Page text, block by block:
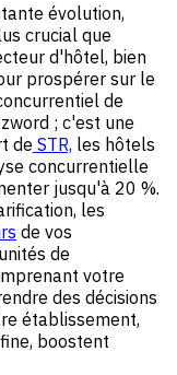
évolution,
crucial que
d'hôtel, bien
prospérer sur le
de
; c'est une
de STR, les hôtels
concurrentielle
jusqu'à 20 %.
les
de vos
de
votre
des décisions
établissement,
boostent